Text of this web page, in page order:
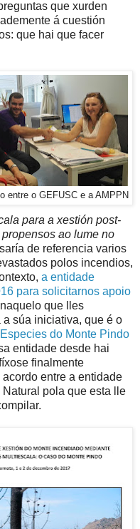
que xurden
á cuestión
que hai que facer
entre o GEFUSC e a AMPPN
para a xestión post-
ao lume no
de referencia varios
polos incendios,
a entidade
para solicitarnos apoio
que lles
súa iniciativa, que é o
do Monte Pindo
entidade desde hai
finalmente
entre a entidade
pola que esta lle